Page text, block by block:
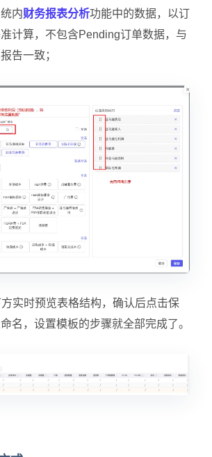
内财务报表分析功能中的数据，以订
计算，不包含Pending订单数据，与
告一致；
实时预览表格结构，确认后点击保
名，设置模板的步骤就全部完成了。